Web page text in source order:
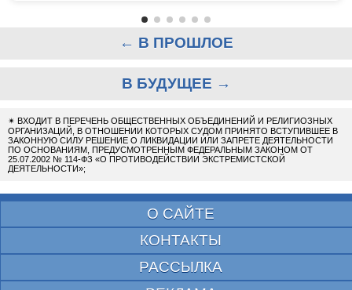
← В ПРОШЛОЕ
В БУДУЩЕЕ →
✴ ВХОДИТ В ПЕРЕЧЕНЬ ОБЩЕСТВЕННЫХ ОБЪЕДИНЕНИЙ И РЕЛИГИОЗНЫХ
ОРГАНИЗАЦИЙ, В ОТНОШЕНИИ КОТОРЫХ СУДОМ ПРИНЯТО ВСТУПИВШЕЕ В
ЗАКОННУЮ СИЛУ РЕШЕНИЕ О ЛИКВИДАЦИИ ИЛИ ЗАПРЕТЕ ДЕЯТЕЛЬНОСТИ
ПО ОСНОВАНИЯМ, ПРЕДУСМОТРЕННЫМ ФЕДЕРАЛЬНЫМ ЗАКОНОМ ОТ
25.07.2002 № 114-ФЗ «О ПРОТИВОДЕЙСТВИИ ЭКСТРЕМИСТСКОЙ
ДЕЯТЕЛЬНОСТИ»;
О САЙТЕ
КОНТАКТЫ
РАССЫЛКА